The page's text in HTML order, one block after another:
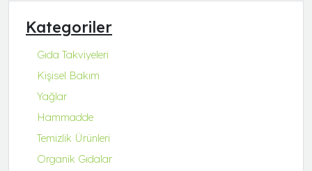
Kategoriler
Gıda Takviyeleri
Kişisel Bakım
Yağlar
Hammadde
Temizlik Ürünleri
Organik Gıdalar